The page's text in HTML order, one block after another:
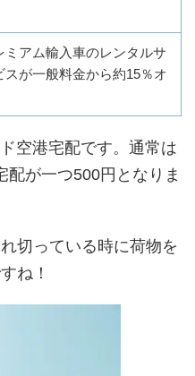
ミアム輸入車のレンタルサ
スが一般料金から約15％オ
空港宅配です。通常は
配が一つ500円となりま
切っている時に荷物を
ね！